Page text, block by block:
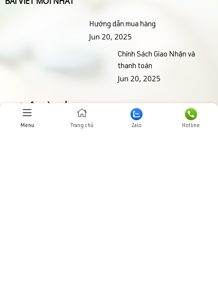
Hướng dẫn mua hàng
Jun 20, 2025
Chính Sách Giao Nhận và
thanh toán
Jun 20, 2025
THƯ VIỆN HÌNH ẢNHH
Menu Trang chủ Zalo Hotline